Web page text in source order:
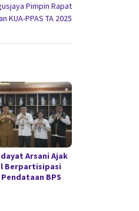
Pimpin Rapat
KUA-PPAS TA 2025
Arsani Ajak
Berpartisipasi
BPS